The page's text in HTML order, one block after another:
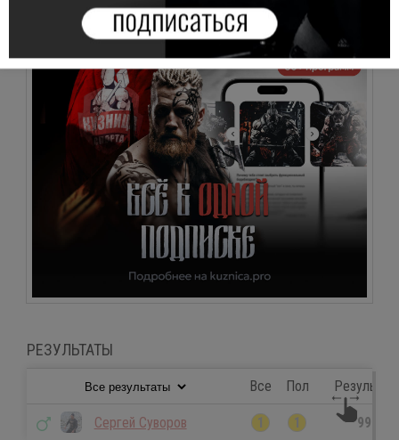
РЕЗУЛЬТАТЫ
Все Пол Результат
Сергей Суворов 1 1 99